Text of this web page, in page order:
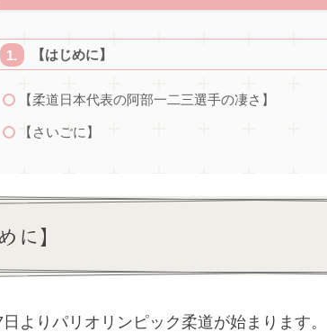
【はじめに】
【柔道日本代表の阿部一二三選手の凄さ】
【さいごに】
に】
よりパリオリンピック柔道が始まります。